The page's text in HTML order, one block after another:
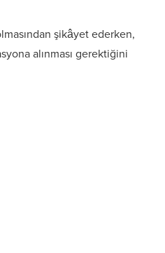
şikâyet ederken,
alınması gerektiğini